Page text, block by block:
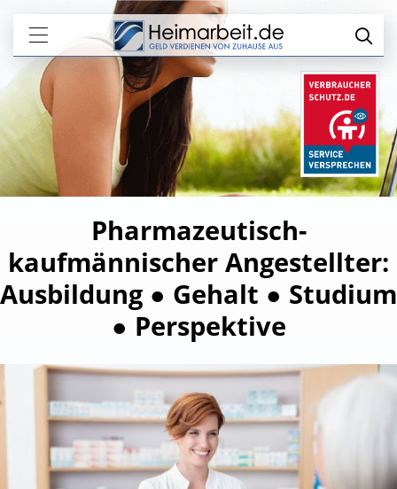
Pharmazeutisch-
kaufmännischer Angestellter:
Ausbildung ● Gehalt ● Studium
● Perspektive